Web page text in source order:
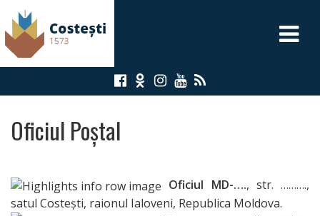
A
PRIMĂRIA
PRIMAR
Oficiul Poștal
Oficiul MD-…., str. ……….,
satul Costești, raionul Ialoveni, Republica Moldova.